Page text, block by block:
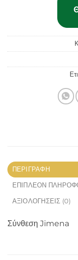
ΠΕΡΙΓΡΑΦΉ
ΕΠΙΠΛΈΟΝ
ΑΞΙΟΛΟΓΉΣΕΙΣ (0)
Σύνθεση Jimena